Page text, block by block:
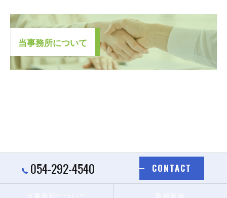
当事務所について
054-292-4540 CONTACT